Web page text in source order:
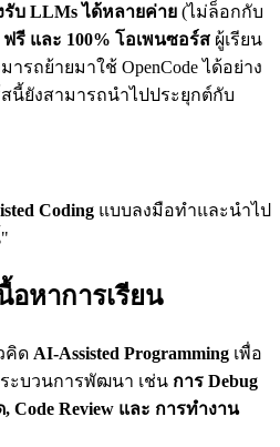
รับ LLMs ได้หลายค่าย (ไม่ล็อกกับ
ฟรี และ 100% โอเพนซอร์ส ผู้เรียน
ารถย้ายมาใช้ OpenCode ได้อย่าง
นี้ยังสามารถนำไปประยุกต์กับ
Coding แบบลงมือทำและนำไป
อหาการเรียน
คิด AI-Assisted Programming เพื่อ
ะบวนการพัฒนา เช่น การ Debug
Code Review และ การทำงาน